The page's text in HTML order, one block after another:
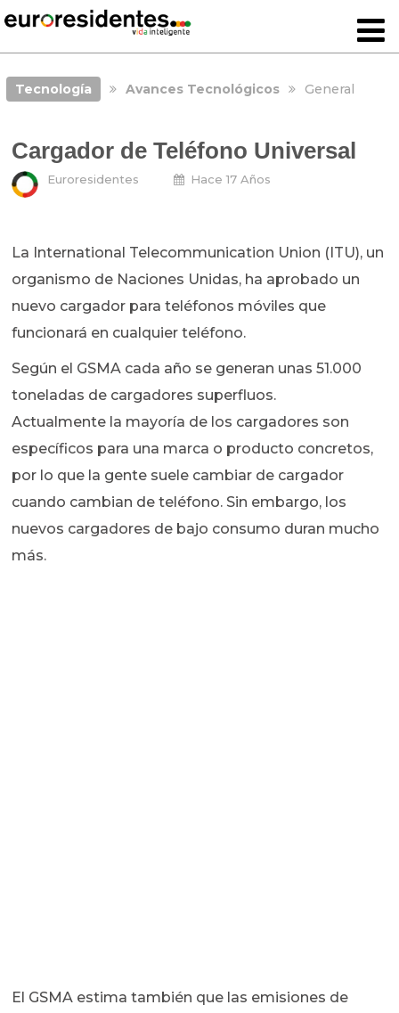
Tecnología Avances Tecnológicos General
Cargador de Teléfono Universal
Euroresidentes Hace 17 Años
La International Telecommunication Union (ITU), un
organismo de Naciones Unidas, ha aprobado un
nuevo cargador para teléfonos móviles que
funcionará en cualquier teléfono.
Según el GSMA cada año se generan unas 51.000
toneladas de cargadores superfluos.
Actualmente la mayoría de los cargadores son
específicos para una marca o producto concretos,
por lo que la gente suele cambiar de cargador
cuando cambian de teléfono. Sin embargo, los
nuevos cargadores de bajo consumo duran mucho
más.
El GSMA estima también que las emisiones de